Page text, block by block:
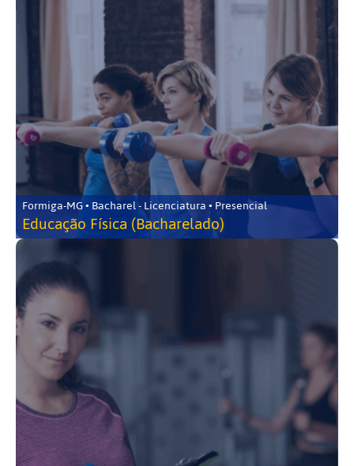
Formiga-MG • Bacharel - Licenciatura • Presencial
Educação Física (Bacharelado)